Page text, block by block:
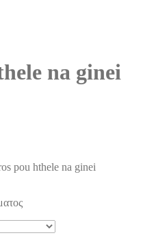
na ginei
pou hthele na ginei